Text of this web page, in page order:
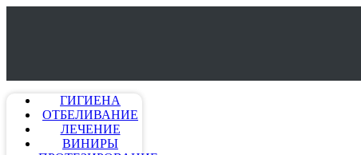
ГИГИЕНА
ОТБЕЛИВАНИЕ
ЛЕЧЕНИЕ
ВИНИРЫ